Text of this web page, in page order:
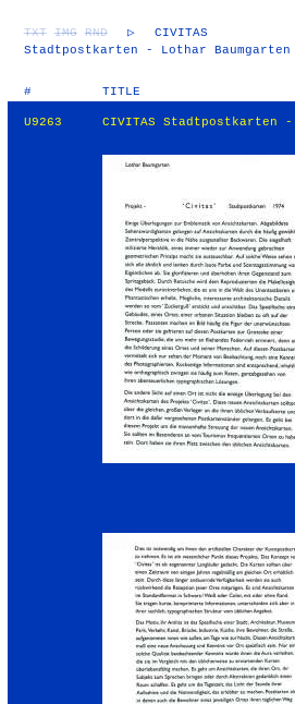
TXT IMG RND ▷
CIVITAS
Stadtpostkarten - Lothar Baumgarten
# TITLE
U9263 CIVITAS Stadtpostkarten -